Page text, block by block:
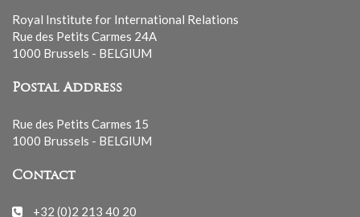
Royal Institute for International Relations
Rue des Petits Carmes 24A
1000 Brussels - BELGIUM
Postal Address
Rue des Petits Carmes 15
1000 Brussels - BELGIUM
Contact
+32 (0)2 213 40 20